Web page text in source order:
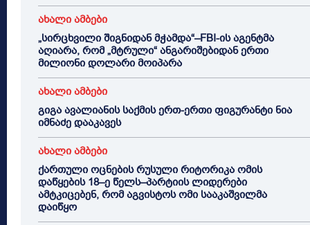
ახალი ამბები
„სირცხვილი შიგნიდან მჭამდა“–FBI-ის აგენტმა
აღიარა, რომ „მტრული“ ანგარიშებიდან ერთი
მილიონი დოლარი მოიპარა
ახალი ამბები
გიგა ავალიანის საქმის ერთ-ერთი ფიგურანტი ნია
იმნაძე დააკავეს
ახალი ამბები
ქართული ოცნების რუსული რიტორიკა ომის
დაწყების 18–ე წელს–პარტიის ლიდერები
ამტკიცებენ, რომ აგვისტოს ომი სააკაშვილმა
დაიწყო